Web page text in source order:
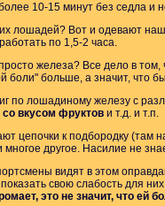
10-15 минут без седла
лошадей? Вот и одевают
по 1,5-2 часа.
железа? Все дело в
боли" больше, а значит, что
по лошадиному железу с
вкусом фруктови т.д. и т.п.
цепочки к подбородку (там
многое другое. Насилие не
видят в этом
свою слабость для
это не значит, что ей